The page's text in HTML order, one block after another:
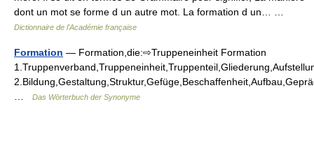
dont un mot se forme d un autre mot. La formation d un… …
Dictionnaire de l'Académie française
Formation — Formation,die:⇨Truppeneinheit Formation
Das Wörterbuch der Synonyme